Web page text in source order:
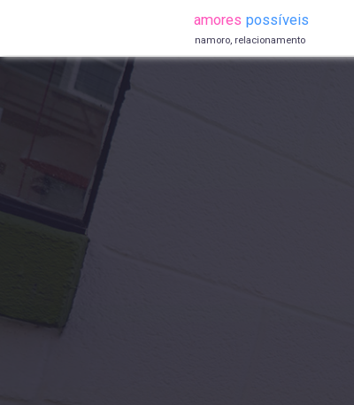
amores possíveis
namoro, relacionamento